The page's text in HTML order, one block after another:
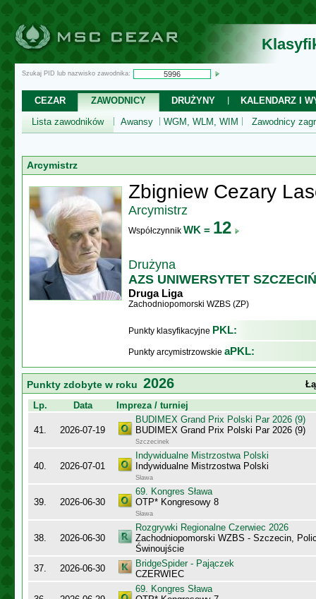
Szukaj PID lub nazwisko zawodnika:
CEZAR ZAWODNICY DRUŻYNY
KALENDARZ I
Lista zawodników
Awansy WGM, WLM, WIM Zawodnicy
Arcymistrz
Zbigniew Cezary
Arcymistrz
Współczynnik WK = 12
Drużyna
AZS UNIWERSYTET
Druga Liga
Zachodniopomorski WZBS (ZP)
Punkty klasyfikacyjne PKL:
Punkty arcymistrzowskie aPKL:
Punkty zdobyte w roku 2026
Lp.
Data Impreza / turniej
41. 2026-07-19
BUDIMEX Grand Prix Polski Par 2026 (9)
BUDIMEX Grand Prix Polski Par 2026 (9)
Szczecinek
40. 2026-07-01
Indywidualne Mistrzostwa Polski
Indywidualne Mistrzostwa Polski
Sława
39. 2026-06-30
69. Kongres Sława
OTP* Kongresowy 8
Sława
38. 2026-06-30
Rozgrywki Regionalne Czerwiec 2026
Zachodniopomorski WZBS - Szczecin,
Świnoujście
37.
2026-06-30
BridgeSpider - Pajączek
CZERWIEC
69. Kongres Sława